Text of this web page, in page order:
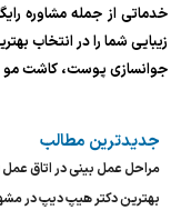
خدماتی از جمله مشاوره
زیبایی شما را در انتخاب
جوانسازی پوست، کاشت مو
جدیدترین مطالب
مراحل عمل بینی در اتاق عمل
بهترین دکتر هیپ دیپ در